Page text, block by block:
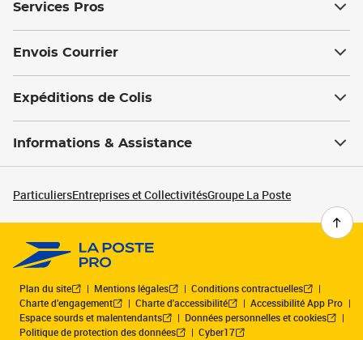
Services Pros
Envois Courrier
Expéditions de Colis
Informations & Assistance
ParticuliersEntreprises et CollectivitésGroupe La Poste
Plan du site Mentions légales
Conditions contractuelles
Charte d’engagement
Charte d'accessibilité
Accessibilité App Pro
Espace sourds et malentendants
Données personnelles et cookies
Politique de protection des données
Cyber17